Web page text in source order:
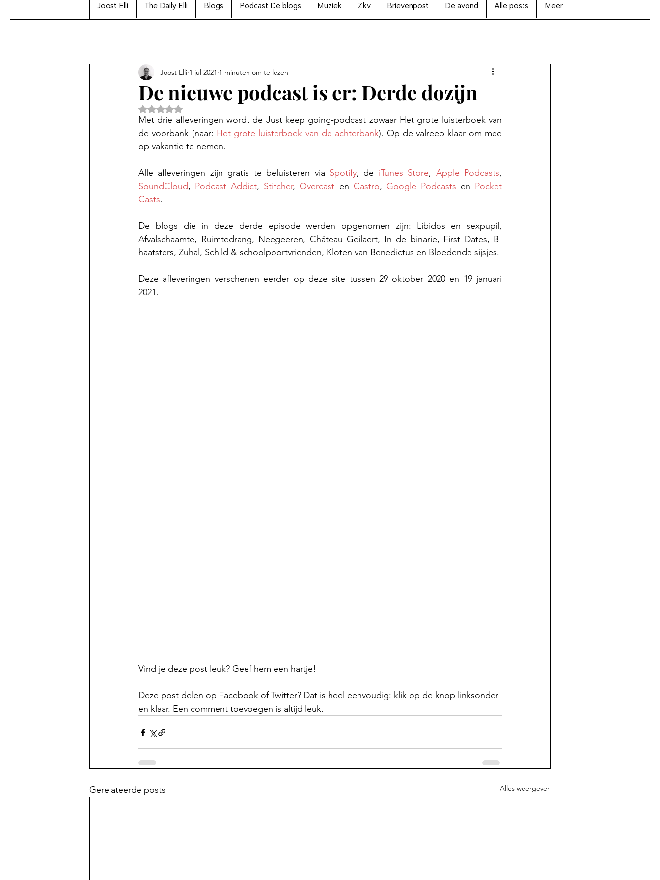
Joost Elli The Daily Elli Blogs Podcast De blogs Muziek Zkv Brievenpost De avond Alle posts Meer
De nieuwe podcast is er: Derde dozijn
Joost Elli 1 jul 2021 1 minuten om te lezen
Beoordeeld met NaN uit 5 sterren.
Met drie afleveringen wordt de Just keep going-podcast zowaar Het grote luisterboek van
de voorbank (naar: Het grote luisterboek van de achterbank). Op de valreep klaar om mee
op vakantie te nemen.
Alle afleveringen zijn gratis te beluisteren via Spotify, de iTunes Store, Apple Podcasts
SoundCloud, Podcast Addict, Stitcher, Overcast en Castro, Google Podcasts en Pocket
Casts.
De blogs die in deze derde episode werden opgenomen zijn: Libidos en sexpupil,
Afvalschaamte, Ruimtedrang, Neegeeren, Château Geilaert, In de binarie, First Dates, B-
haatsters, Zuhal, Schild & schoolpoortvrienden, Kloten van Benedictus en Bloedende sijsjes.
Deze afleveringen verschenen eerder op deze site tussen 29 oktober 2020 en 19 januari
2021.
Vind je deze post leuk? Geef hem een hartje!
Deze post delen op Facebook of Twitter? Dat is heel eenvoudig: klik op de knop linksonder
en klaar. Een comment toevoegen is altijd leuk.
Gerelateerde posts Alles weergeven